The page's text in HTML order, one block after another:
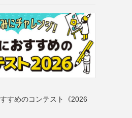
すめのコンテスト《2026